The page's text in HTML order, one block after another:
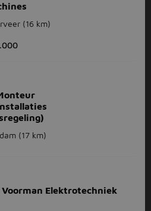
(16 km)
(17 km)
Voorman Elektrotechniek